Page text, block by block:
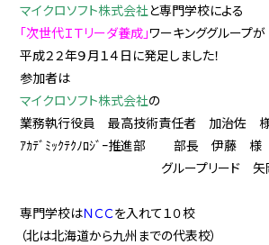
マイクロソフト株式会社と専門学校による
「次世代ＩＴリーダ養成」ワーキンググループが
平成２２年９月１４日に発足しました！
参加者は
マイクロソフト株式会社の
業務執行役員 最高技術責任者 加治佐
ｱｶﾃﾞﾐｯｸﾃｸﾉﾛｼﾞｰ推進部 部長 伊藤 様
グループリード 矢
楠原
専門学校はＮＣＣを入れて１０校
（北は北海道から九州までの代表校）